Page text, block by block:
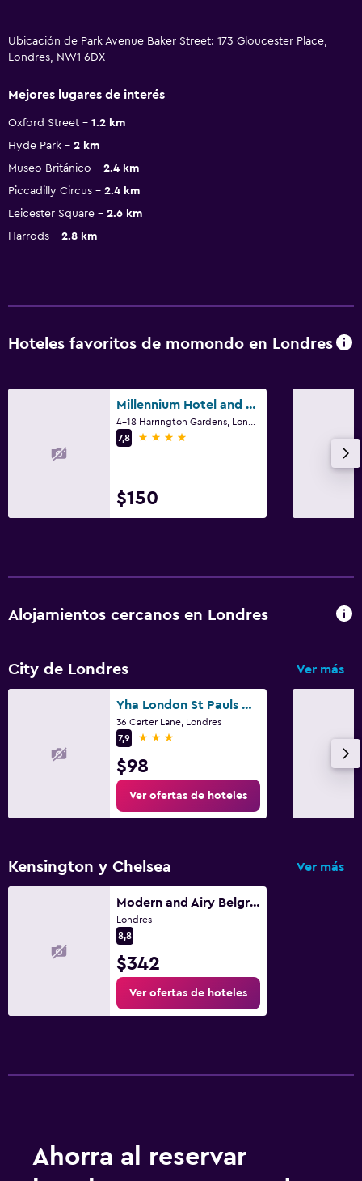
Ubicación de Park Avenue Baker Street: 173 Gloucester Place,
Londres, NW1 6DX
Mejores lugares de interés
Oxford Street
1.2 km
Hyde Park
2 km
Museo Británico
2.4 km
Piccadilly Circus
2.4 km
Leicester Square
2.6 km
Harrods
2.8 km
Hoteles favoritos de momondo en Londres
Millennium Hotel and Conference Centre Gloucester London
7,8
4 estrellas
$150
Alojamientos cercanos en Londres
City de Londres Ver más
Yha London St Pauls Hostel
36 Carter Lane, Londres
7,9
3 estrellas
$98
Ver ofertas de hoteles
Kensington y Chelsea Ver más
Modern and Airy Belgravia Living
Londres
8,8
$342
Ver ofertas de hoteles
Ahorra al reservar